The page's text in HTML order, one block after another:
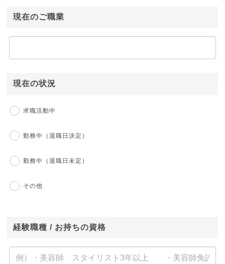
現在のご職業
現在の状況
求職活動中
勤務中（退職日決定）
勤務中（退職日未定）
その他
経験職種 / お持ちの資格